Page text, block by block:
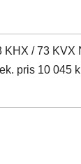
KHX / 73 KVX
pris 10 045